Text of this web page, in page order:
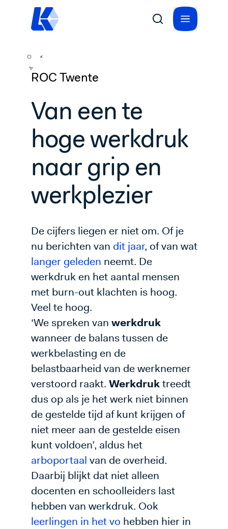
ROC Twente
Van een te
hoge werkdruk
naar grip en
werkplezier
De cijfers liegen er niet om. Of je
nu berichten van dit jaar, of van wat
langer geleden neemt. De
werkdruk en het aantal mensen
met burn-out klachten is hoog.
Veel te hoog.
‘We spreken van werkdruk
wanneer de balans tussen de
werkbelasting en de
belastbaarheid van de werknemer
verstoord raakt. Werkdruktreedt
dus op als je het werk niet binnen
de gestelde tijd af kunt krijgen of
niet meer aan de gestelde eisen
kunt voldoen’, aldus het
arboportaal van de overheid.
Daarbij blijkt dat niet alleen
docenten en schoolleiders last
hebben van werkdruk. Ook
leerlingen in het vo hebben hier in